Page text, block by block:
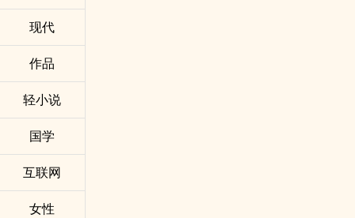
现代
作品
轻小说
国学
互联网
女性